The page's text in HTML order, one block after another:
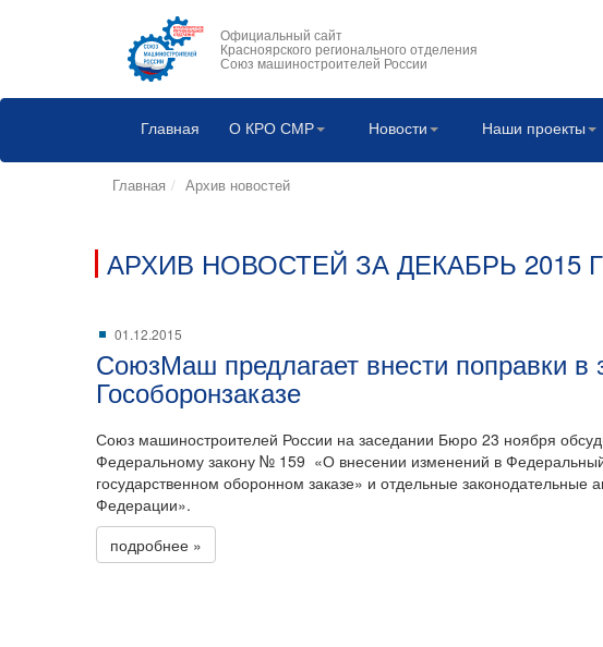
Официальный сайт
Красноярского регионального отделения
Союз машиностроителей России
Главная О КРО СМР Новости Наши проекты
Главная Архив новостей
АРХИВ НОВОСТЕЙ ЗА ДЕКАБРЬ 2015
01.12.2015
СоюзМаш предлагает внести поправки в
Гособоронзаказе
Союз машиностроителей России на заседании Бюро 23 ноября
Федеральному закону № 159 «О внесении изменений в
государственном оборонном заказе» и отдельные законодательные
Федерации».
подробнее »